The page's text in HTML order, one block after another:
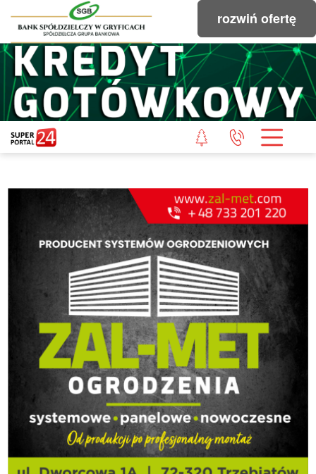
rozwiń ofertę
STRONA GŁÓWNA
POWIAT GRYFICKI
WIADOMOŚCI Z LASU
STUDIO SUPERPORTALU
KONTAKT
REDAKCJA
REGULAMIN